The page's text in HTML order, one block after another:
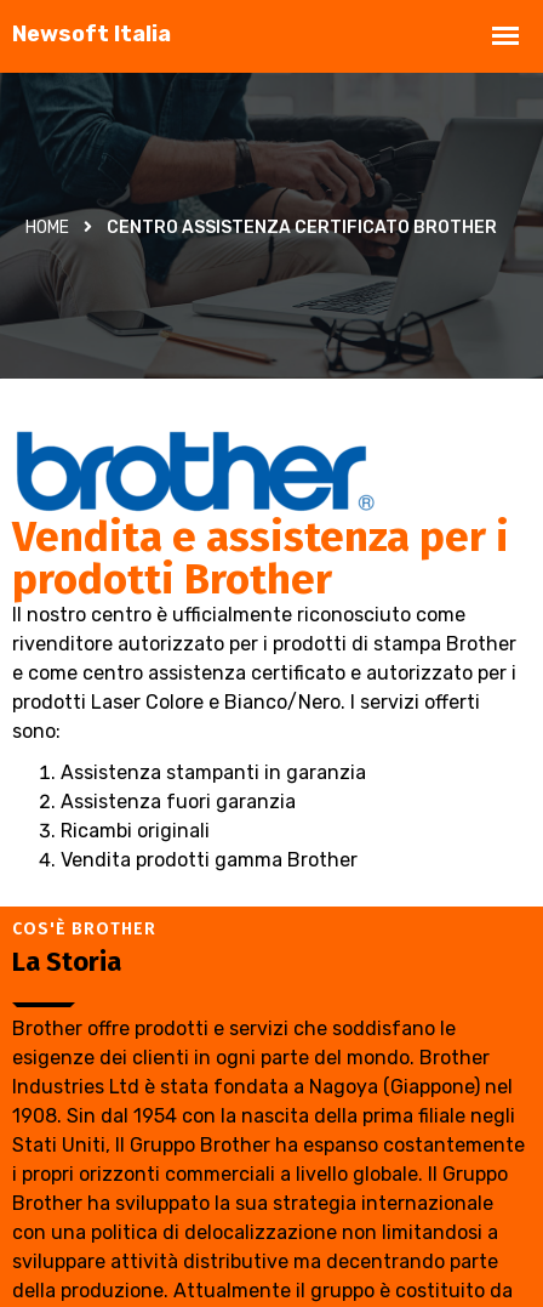
HOME CENTRO ASSISTENZA CERTIFICATO BROTHER
Vendita e assistenza per i
prodotti Brother
Il nostro centro è ufficialmente riconosciuto come
rivenditore autorizzato per i prodotti di stampa Brother
e come centro assistenza certificato e autorizzato per i
prodotti Laser Colore e Bianco/Nero. I servizi offerti
sono:
Assistenza stampanti in garanzia
Assistenza fuori garanzia
Ricambi originali
Vendita prodotti gamma Brother
COS'È BROTHER
La Storia
Brother offre prodotti e servizi che soddisfano le
esigenze dei clienti in ogni parte del mondo. Brother
Industries Ltd è stata fondata a Nagoya (Giappone) nel
1908. Sin dal 1954 con la nascita della prima filiale negli
Stati Uniti, Il Gruppo Brother ha espanso costantemente
i propri orizzonti commerciali a livello globale. Il Gruppo
Brother ha sviluppato la sua strategia internazionale
con una politica di delocalizzazione non limitandosi a
sviluppare attività distributive ma decentrando parte
della produzione. Attualmente il gruppo è costituito da